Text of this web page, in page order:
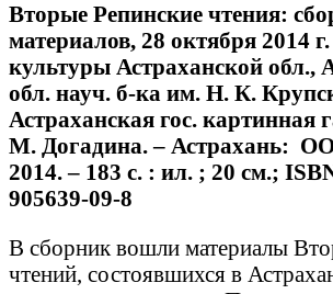
Вторые Репинские чтения:
материалов, 28 октября 2014
культуры Астраханской обл.,
обл. науч. б-ка им. Н. К.
Астраханская гос. картинная
М. Догадина. – Астрахань:
2014. – 183 с. : ил. ; 20 см.;
905639-09-8
В сборник вошли материалы
чтений, состоявшихся в